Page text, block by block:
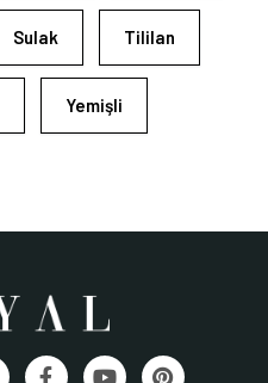
Sulak Tililan
Yemişli